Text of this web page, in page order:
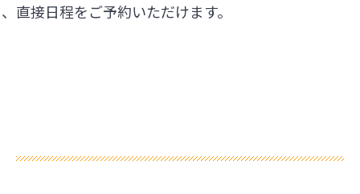
直接日程をご予約いただけます。